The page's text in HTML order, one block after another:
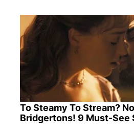
To Steamy To Stream?
Bridgertons! 9 Must-See